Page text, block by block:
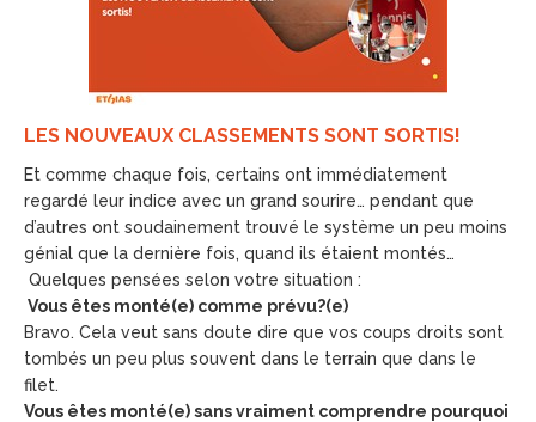
LES NOUVEAUX CLASSEMENTS SONT SORTIS!
Et comme chaque fois, certains ont immédiatement
regardé leur indice avec un grand sourire… pendant que
d’autres ont soudainement trouvé le système un peu moins
génial que la dernière fois, quand ils étaient montés…
Quelques pensées selon votre situation :
Vous êtes monté(e) comme prévu?(e)
Bravo. Cela veut sans doute dire que vos coups droits sont
tombés un peu plus souvent dans le terrain que dans le
filet.
Vous êtes monté(e) sans vraiment comprendre pourquoi